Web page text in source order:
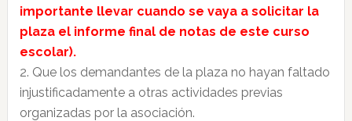
importante llevar cuando se vaya a solicitar la
plaza el informe final de notas de este curso
escolar).
2. Que los demandantes de la plaza no hayan faltado
injustificadamente a otras actividades previas
organizadas por la asociación.